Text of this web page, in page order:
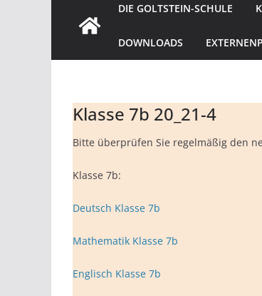
DIE GOLTSTEIN-SCHULE
DOWNLOADS
Klasse 7b 20_21-4
Bitte überprüfen Sie regelmäßig den
Klasse 7b:
Deutsch Klasse 7b
Mathematik Klasse 7b
Englisch Klasse 7b